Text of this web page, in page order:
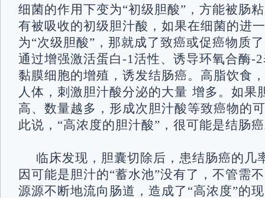
细菌的作用下变为“初级胆酸”，方能被肠
有被吸收的初级胆汁酸，如果在细菌的进
为“次级胆酸”，那就成了致癌或促癌物质
通过增强激活蛋白-1活性、诱导环氧合酶-
黏膜细胞的增殖，诱发结肠癌。高脂饮食
人体，刺激胆汁酸分泌的大量 增多。如果
高、数量越多，形成次胆汁酸等致癌物的
此说，“高浓度的胆汁酸”，很可能是结肠
临床发现，胆囊切除后，患结肠癌的几
因可能是胆汁的“蓄水池”没有了，不管需
源源不断地流向肠道，造成了“高浓度”的